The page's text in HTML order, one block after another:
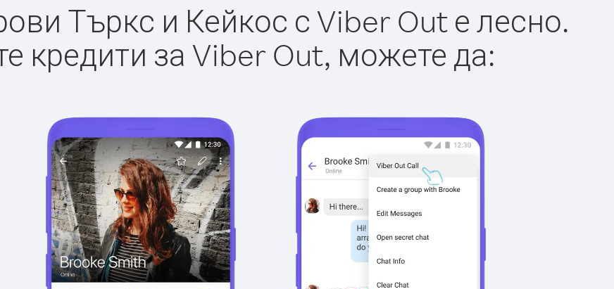
Търкс и Кейкос с Viber Out е лесно.
кредити за Viber Out, можете да: